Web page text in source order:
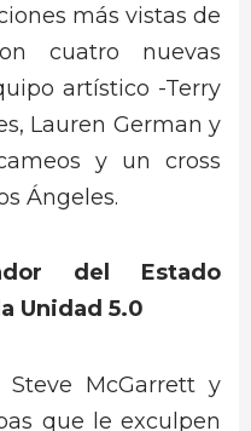
más vistas de
cuatro nuevas
artístico -Terry
Lauren German y
y un cross
Ángeles.
del Estado
Unidad 5.0
McGarrett y
que le exculpen